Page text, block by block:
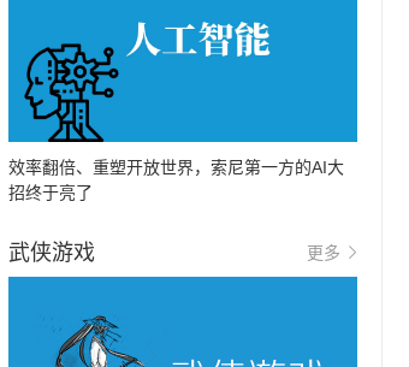
效率翻倍、重塑开放世界，索尼第一方的AI大
招终于亮了
武侠游戏 更多